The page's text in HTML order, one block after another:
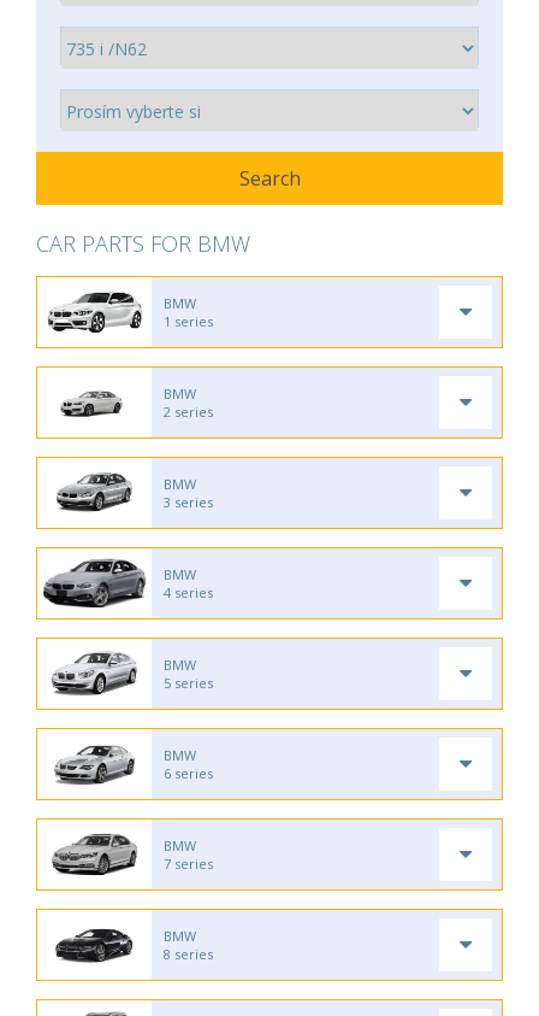
CAR PARTS FOR BMW
BMW
1 series
BMW
2 series
BMW
3 series
BMW
4 series
BMW
5 series
BMW
6 series
BMW
7 series
BMW
8 series